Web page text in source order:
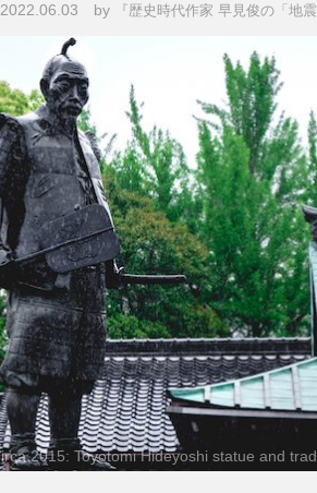
2022.06.03 by 『歴史時代作家 早見俊の「地
2015: Toyotomi Hideyoshi statue and